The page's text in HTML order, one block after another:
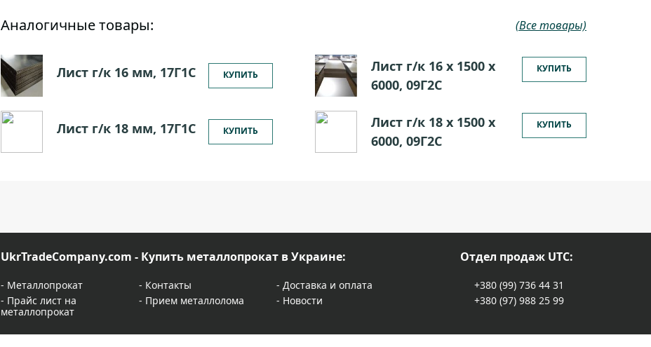
Аналогичные товары: (Все товары)
Лист г/к 16 мм, 17Г1С КУПИТЬ
Лист г/к 16 х 1500 х
6000, 09Г2С
КУПИТЬ
Лист г/к 18 мм, 17Г1С КУПИТЬ
Лист г/к 18 х 1500 х
6000, 09Г2С
КУПИТЬ
UkrTradeCompany.com - Купить металлопрокат в Украине:
- Металлопрокат - Контакты - Доставка и оплата
- Прайс лист на
металлопрокат
- Прием металлолома - Новости
Отдел продаж UTC:
+380 (99) 736 44 31
+380 (97) 988 25 99